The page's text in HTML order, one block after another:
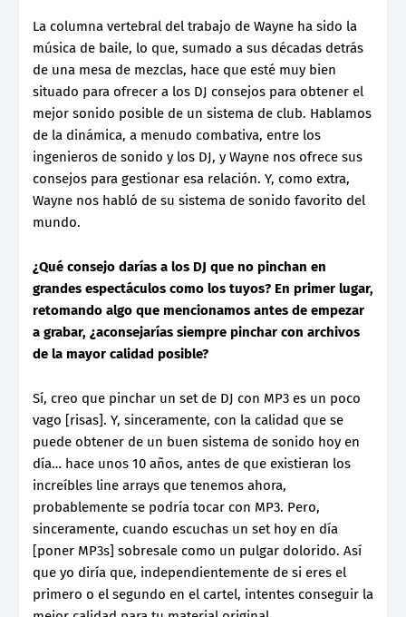
La columna vertebral del trabajo de Wayne ha sido la
música de baile, lo que, sumado a sus décadas detrás
de una mesa de mezclas, hace que esté muy bien
situado para ofrecer a los DJ consejos para obtener el
mejor sonido posible de un sistema de club. Hablamos
de la dinámica, a menudo combativa, entre los
ingenieros de sonido y los DJ, y Wayne nos ofrece sus
consejos para gestionar esa relación. Y, como extra,
Wayne nos habló de su sistema de sonido favorito del
mundo.
¿Qué consejo darías a los DJ que no pinchan en
grandes espectáculos como los tuyos? En primer lugar,
retomando algo que mencionamos antes de empezar
a grabar, ¿aconsejarías siempre pinchar con archivos
de la mayor calidad posible?
Sí, creo que pinchar un set de DJ con MP3 es un poco
vago [risas]. Y, sinceramente, con la calidad que se
puede obtener de un buen sistema de sonido hoy en
día… hace unos 10 años, antes de que existieran los
increíbles line arrays que tenemos ahora,
probablemente se podría tocar con MP3. Pero,
sinceramente, cuando escuchas un set hoy en día
[poner MP3s] sobresale como un pulgar dolorido. Así
que yo diría que, independientemente de si eres el
primero o el segundo en el cartel, intentes conseguir la